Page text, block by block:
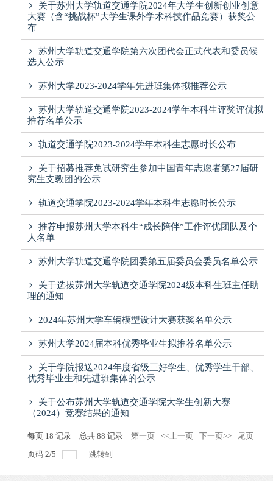
关于苏州大学轨道交通学院2024年大学生创新创业创意
大赛（含“挑战杯”大学生课外学术科技作品竞赛）获奖公
布
苏州大学轨道交通学院第六次团代会正式代表和委员候
选人公示
苏州大学2023-2024学年先进班集体拟推荐公示
苏州大学轨道交通学院2023-2024学年本科生评奖评优拟
推荐名单公示
轨道交通学院2023-2024学年本科生志愿时长公布
关于招募推荐免试研究生参加中国青年志愿者第27届研
究生支教团的公示
轨道交通学院2023-2024学年本科生志愿时长公示
推荐申报苏州大学本科生“成长陪伴”工作评优团队及个
人名单
苏州大学轨道交通学院团委第五届委员会委员名单公示
关于选拔苏州大学轨道交通学院2024级本科生班主任助
理的通知
2024年苏州大学车辆模型设计大赛获奖名单公示
苏州大学2024届本科优秀毕业生拟推荐名单公示
关于学院报送2024年度省级三好学生、优秀学生干部、
优秀毕业生和先进班集体的公示
关于公布苏州大学轨道交通学院大学生创新大赛
（2024）竞赛结果的通知
每页 18 记录 总共 88 记录 第一页 <<上一页 下一页>>
尾页
页码 2/5 跳转到